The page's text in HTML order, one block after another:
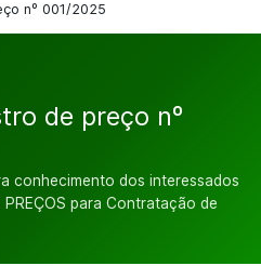
nº 001/2025
de preço nº
conhecimento dos interessados
PREÇOS para Contratação de